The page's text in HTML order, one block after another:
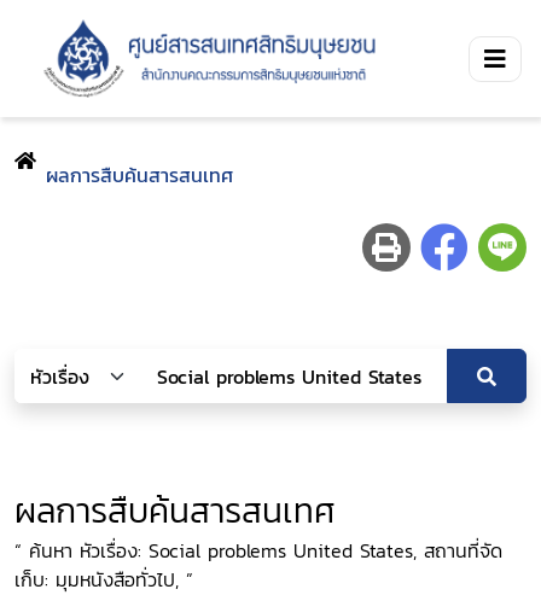
ผลการสืบค้นสารสนเทศ
ผลการสืบค้นสารสนเทศ
“ ค้นหา หัวเรื่อง: Social problems United States, สถานที่จัด
เก็บ: มุมหนังสือทั่วไป, ”